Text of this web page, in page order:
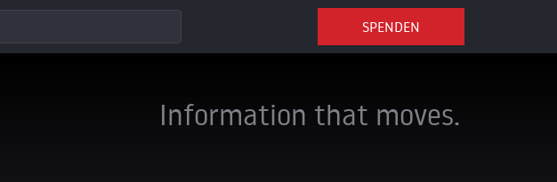
SPENDEN
Information that moves.